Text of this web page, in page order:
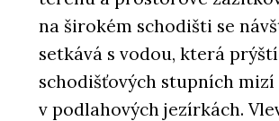
na širokém schodišti se
setkává s vodou, která
schodišťových stupních mizí
v podlahových jezírkách.